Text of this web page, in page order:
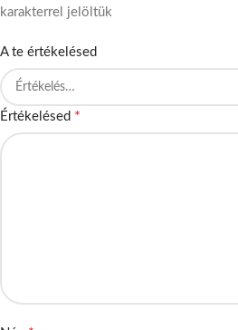
karakterrel jelöltük
A te értékelésed
Értékelésed *